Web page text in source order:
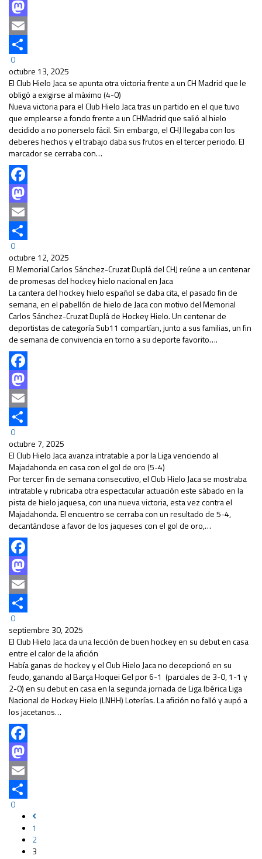
Facebook
Mastodon
Email
Compartir
0
octubre 13, 2025
El Club Hielo Jaca se apunta otra victoria frente a un CH Madrid que le
obligó a exigirse al máximo (4-0)
Nueva victoria para el Club Hielo Jaca tras un partido en el que tuvo
que emplearse a fondo frente a un CHMadrid que salió al hielo
decidido a no ponerselo fácil. Sin embargo, el CHJ llegaba con los
deberes hechos y el trabajo daba sus frutos en el tercer periodo. El
marcador se cerraba con…
Facebook
Mastodon
Email
Compartir
0
octubre 12, 2025
El Memorial Carlos Sánchez-Cruzat Duplá del CHJ reúne a un centenar
de promesas del hockey hielo nacional en Jaca
La cantera del hockey hielo español se daba cita, el pasado fin de
semana, en el pabellón de hielo de Jaca con motivo del Memorial
Carlos Sánchez-Cruzat Duplá de Hockey Hielo. Un centenar de
deportistas de categoría Sub11 compartían, junto a sus familias, un fin
de semana de convivencia en torno a su deporte favorito….
Facebook
Mastodon
Email
Compartir
0
octubre 7, 2025
El Club Hielo Jaca avanza intratable a por la Liga venciendo al
Majadahonda en casa con el gol de oro (5-4)
Por tercer fin de semana consecutivo, el Club Hielo Jaca se mostraba
intratable y rubricaba otra espectacular actuación este sábado en la
pista de hielo jaquesa, con una nueva victoria, esta vez contra el
Majadahonda. El encuentro se cerraba con un resultado de 5-4,
decantándose a favor de los jaqueses con el gol de oro,…
Facebook
Mastodon
Email
Compartir
0
septiembre 30, 2025
El Club Hielo Jaca da una lección de buen hockey en su debut en casa
entre el calor de la afición
Había ganas de hockey y el Club Hielo Jaca no decepcionó en su
feudo, ganando al Barça Hoquei Gel por 6-1 (parciales de 3-0, 1-1 y
2-0) en su debut en casa en la segunda jornada de Liga Ibérica Liga
Nacional de Hockey Hielo (LNHH) Loterías. La afición no falló y aupó a
los jacetanos…
Facebook
Mastodon
Email
Compartir
0
1
2
3